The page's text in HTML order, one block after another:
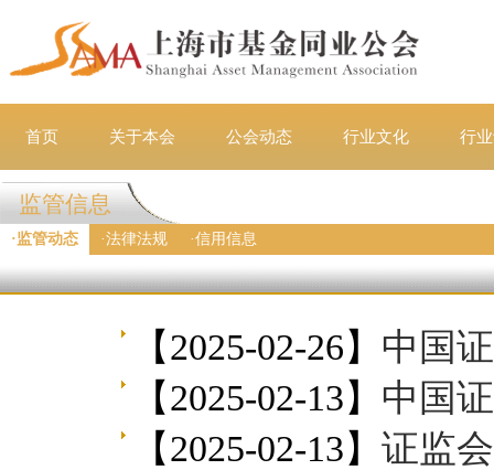
首页 关于本会 公会动态 行业文化 行
监管信息
·监管动态 ·法律法规 ·信用信息
【2025-02-26】 中国证
【2025-02-13】 中国证
【2025-02-13】 证监